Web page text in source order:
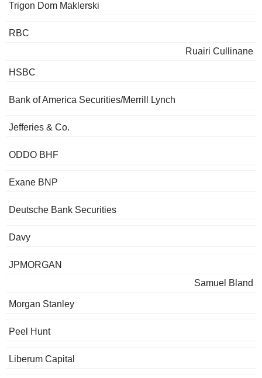
Trigon Dom Maklerski
RBC
Ruairi Cullinane
HSBC
Bank of America Securities/Merrill Lynch
Jefferies & Co.
ODDO BHF
Exane BNP
Deutsche Bank Securities
Davy
JPMORGAN
Samuel Bland
Morgan Stanley
Peel Hunt
Liberum Capital